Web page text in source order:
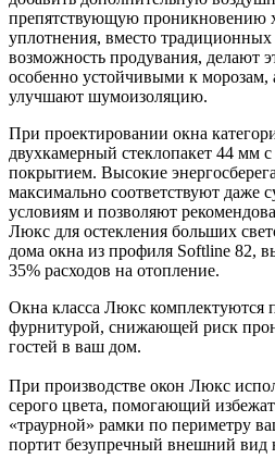
препятствующую проникновению
уплотнения, вместо
возможность продувания, делают
особенно устойчивыми к морозам,
улучшают шумоизоляцию.
При проектировании окна
двухкамерный стеклопакет 44 мм
покрытием. Высокие
максимально соответствуют даже
условиям и позволяют
Люкс для остекления больших
дома окна из профиля Softline 82,
35% расходов на отопление.
Окна класса Люкс комплектуются
фурнитурой, снижающей риск
гостей в ваш дом.
При производстве окон Люкс
серого цвета, помогающий
«траурной» рамки по периметру
портит безупречный внешний вид